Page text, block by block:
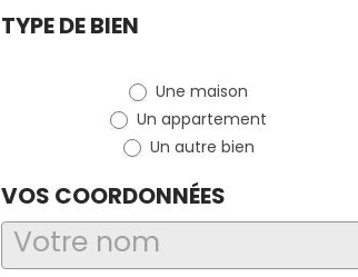
Demande
TYPE DE BIEN
Une maison
Un appartement
Un autre bien
VOS COORDONNÉES